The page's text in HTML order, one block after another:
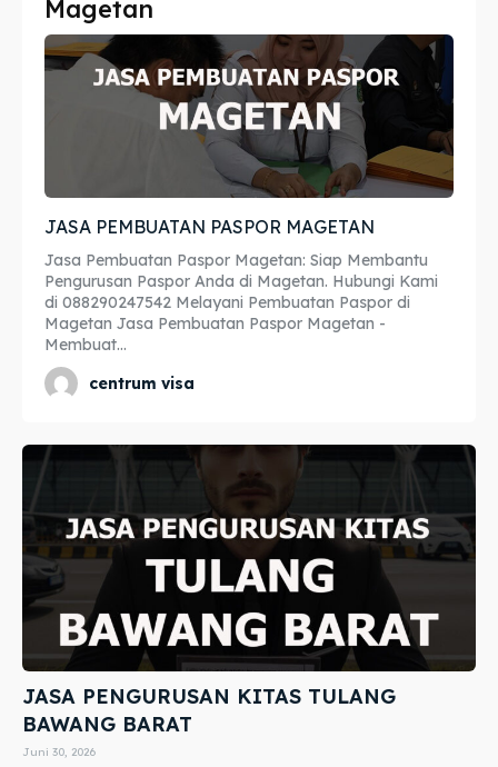
Legalisir
Apostille
Asuransi
Legalisir
Apostille
Asuransi
Magetan
JASA PEMBUATAN PASPOR MAGETAN
Jasa Pembuatan Paspor Magetan: Siap Membantu
Pengurusan Paspor Anda di Magetan. Hubungi Kami
di 088290247542 Melayani Pembuatan Paspor di
Magetan Jasa Pembuatan Paspor Magetan -
Membuat...
centrum visa
JASA PENGURUSAN KITAS TULANG
BAWANG BARAT
Juni 30, 2026